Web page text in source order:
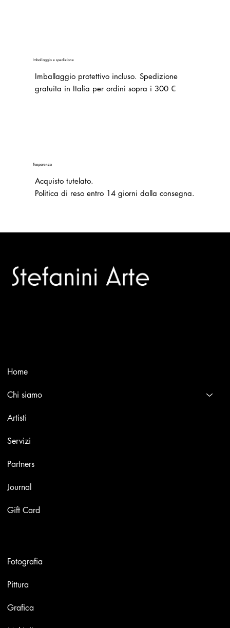
Imballaggio e spedizione
Imballaggio protettivo incluso. Spedizione
gratuita in Italia per ordini sopra i 300 €
Trasparenza
Acquisto tutelato.
Politica di reso entro 14 giorni dalla consegna.
Home
Chi siamo
Artisti
Servizi
Partners
Journal
Gift Card
Fotografia
Pittura
Grafica